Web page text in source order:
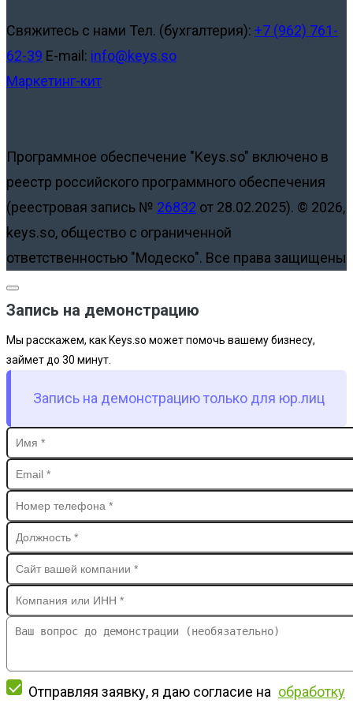
Свяжитесь с нами Тел. (бухгалтерия): +7 (962) 761-
62-39 E-mail: info@keys.so
Маркетинг-кит
Программное обеспечение "Keys.so" включено в
реестр российского программного обеспечения
(реестровая запись № 26832 от 28.02.2025). © 2026,
keys.so, общество с ограниченной
ответственностью "Модеско". Все права защищены
Запись на демонстрацию
Мы расскажем, как Keys.so может помочь вашему бизнесу,
займет до 30 минут.
Запись на демонстрацию только для юр.лиц
Отправляя заявку, я даю согласие на обработку